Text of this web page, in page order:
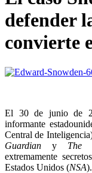
defender
convierte
El 30 de junio de
informante
Central de
Guardian y The
extremamente
Estados Unidos (NSA).